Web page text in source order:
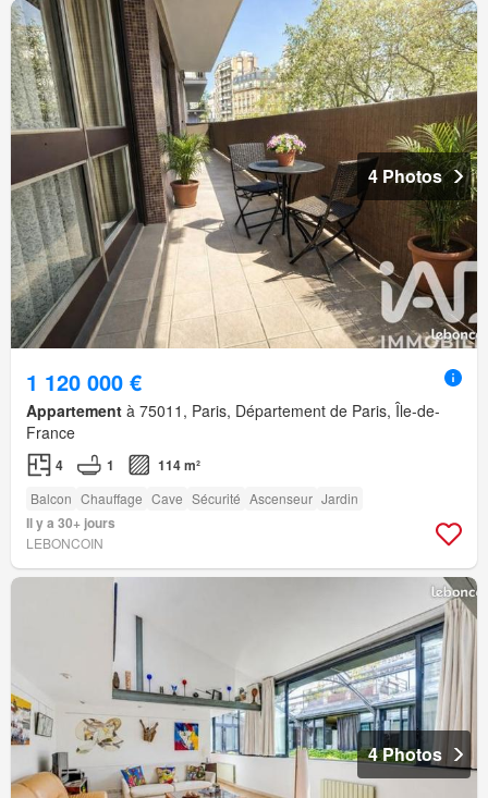
4 Photos
1 120 000 €
Appartement à 75011, Paris, Département de Paris, Île-de-
France
4 1 114 m²
Balcon Chauffage Cave Sécurité Ascenseur Jardin
Il y a 30+ jours
LEBONCOIN
4 Photos